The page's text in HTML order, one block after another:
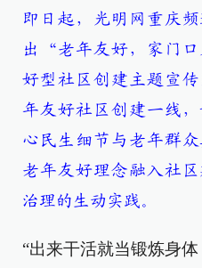
即日起，光明网重庆
出“老年友好，家门
好型社区创建主题宣
年友好社区创建一线
心民生细节与老年群
老年友好理念融入社
治理的生动实践。
“出来干活就当锻炼身